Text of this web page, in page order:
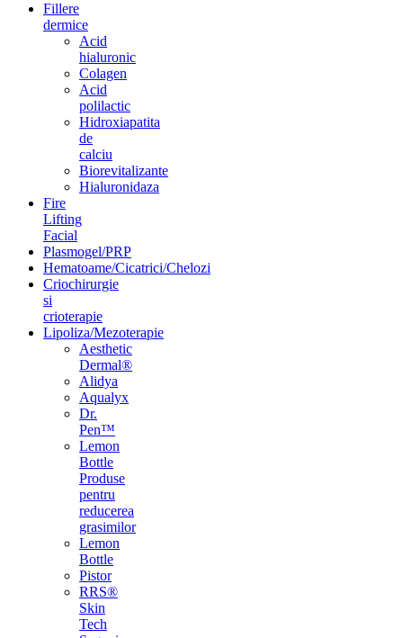
Fillere
dermice
Acid
hialuronic
Colagen
Acid
polilactic
Hidroxiapatita
de
calciu
Biorevitalizante
Hialuronidaza
Fire
Lifting
Facial
Plasmogel/PRP
Hematoame/Cicatrici/Chelozi
Criochirurgie
si
crioterapie
Lipoliza/Mezoterapie
Aesthetic
Dermal®
Alidya
Aqualyx
Dr.
Pen™
Lemon
Bottle
Produse
pentru
reducerea
grasimilor
Lemon
Bottle
Pistor
RRS®
Skin
Tech